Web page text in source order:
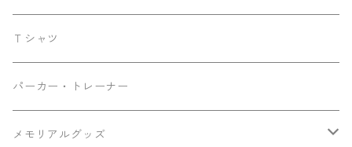
トート
マザーズバッグ
ティッシュケース
Ｔシャツ
パーカー・トレーナー
メモリアルグッズ